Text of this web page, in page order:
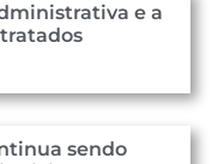
e a
sendo